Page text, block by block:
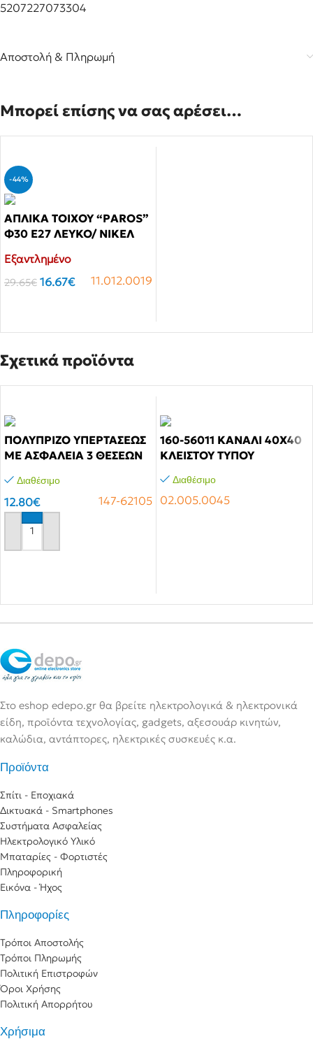
5207227073304
Αποστολή & Πληρωμή
Μπορεί επίσης να σας αρέσει…
-44%
ΑΠΛΙΚΑ ΤΟΙΧΟΥ “PAROS”
Φ30 Ε27 ΛΕΥΚΟ/ ΝΙΚΕΛ
Εξαντλημένο
29.65€ 16.67€ 11.012.0019
Σχετικά προϊόντα
ΠΟΛΥΠΡΙΖΟ ΥΠΕΡΤΑΣΕΩΣ
ΜΕ ΑΣΦΑΛΕΙΑ 3 ΘΕΣΕΩΝ
3X1,5mm
Διαθέσιμο
12.80€ 147-62105
Αγόρασε το
160-56011 KANAΛI 40X40
KΛEIΣTOY TYΠOY
Διαθέσιμο
02.005.0045
Στο eshop edepo.gr θα βρείτε ηλεκτρολογικά & ηλεκτρονικά
είδη, προϊόντα τεχνολογίας, gadgets, αξεσουάρ κινητών,
καλώδια, αντάπτορες, ηλεκτρικές συσκευές κ.α.
Προϊόντα
Σπίτι - Εποχιακά
Δικτυακά - Smartphones
Συστήματα Ασφαλείας
Ηλεκτρολογικό Υλικό
Μπαταρίες - Φορτιστές
Πληροφορική
Εικόνα - Ήχος
Πληροφορίες
Τρόποι Αποστολής
Τρόποι Πληρωμής
Πολιτική Επιστροφών
Όροι Χρήσης
Πολιτική Απορρήτου
Χρήσιμα